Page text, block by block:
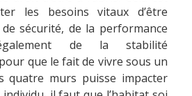
les besoins vitaux d’être
sécurité, de la performance
de la stabilité
que le fait de vivre sous un
murs puisse impacter